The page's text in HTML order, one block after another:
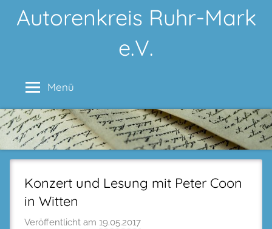
InhaltAutorenkreis Ruhr-Mark
e.V.
Menü
Konzert und Lesung mit Peter Coon
in Witten
Veröffentlicht am 19.05.2017